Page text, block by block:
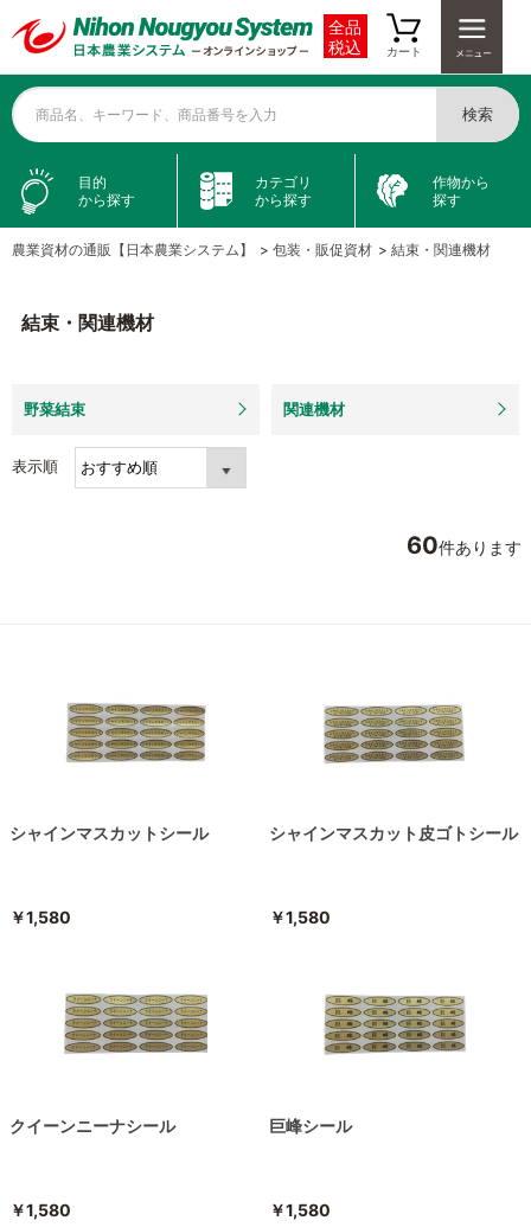
全品
税込
カート
商品名、キーワード、商品番号を入力 検索
目的
から探す
カテゴリ
から探す
作物から
探す
農業資材の通販【日本農業システム】 > 包装・販促資材 > 結束・関連機材
結束・関連機材
野菜結束 関連機材
表示順
60件あります
シャインマスカットシール
￥1,580
シャインマスカット皮ゴトシール
￥1,580
クイーンニーナシール
￥1,580
巨峰シール
￥1,580